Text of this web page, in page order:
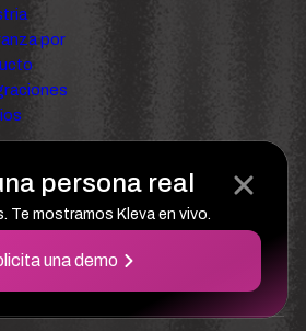
persona real
Te mostramos Kleva en vivo.
una demo
por